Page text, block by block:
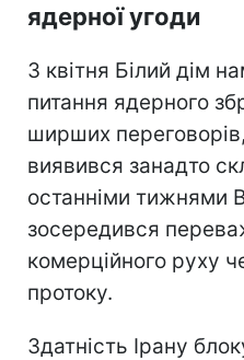
ядерної угоди
З квітня Білий дім
питання ядерного
ширших
виявився занадто
останніми тижнями
зосередився
комерційного руху
протоку.
Здатність Ірану